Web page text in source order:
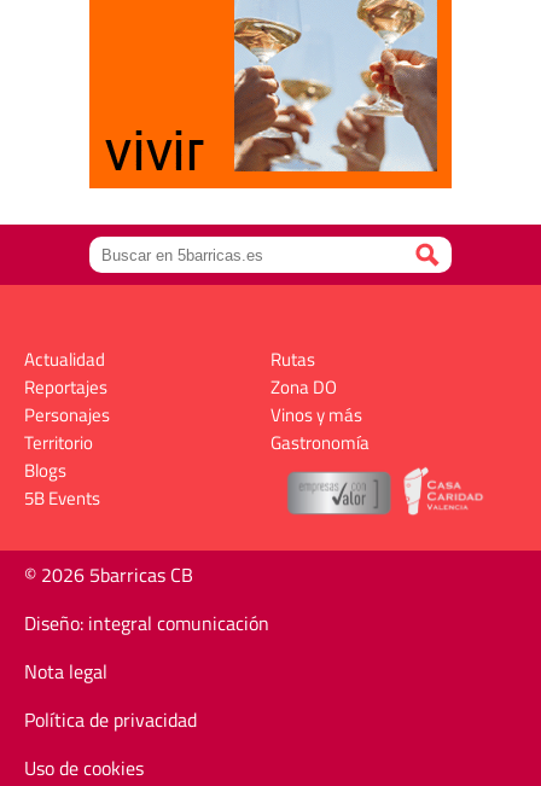
Actualidad
Reportajes
Personajes
Territorio
Rutas
Zona DO
Vinos y más
Gastronomía
Blogs
5B Events
© 2026 5barricas CB
Diseño: integral comunicación
Nota legal
Política de privacidad
Uso de cookies